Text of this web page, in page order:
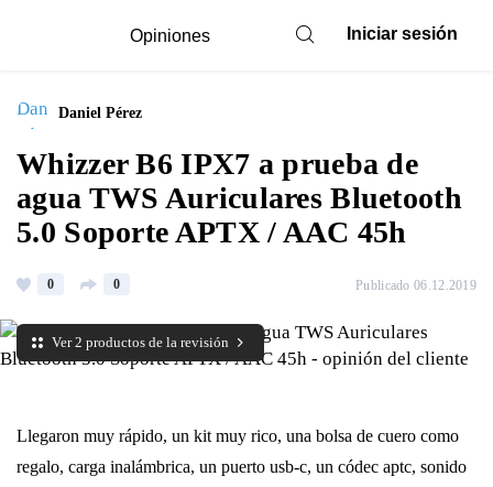
Opiniones Iniciar sesión
Daniel Pérez
Whizzer B6 IPX7 a prueba de
agua TWS Auriculares Bluetooth
5.0 Soporte APTX / AAC 45h
0 0 Publicado 06.12.2019
Ver 2 productos de la revisión
Llegaron muy rápido, un kit muy rico, una bolsa de cuero como
regalo, carga inalámbrica, un puerto usb-c, un códec aptc, sonido